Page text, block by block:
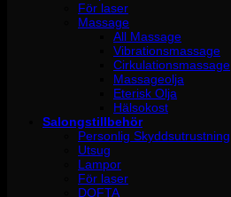
För laser
Massage
All Massage
Vibrationsmassage
Cirkulationsmassage
Massageolja
Eterisk Olja
Hälsokost
Salongstillbehör
Personlig Skyddsutrustning
Utsug
Lampor
För laser
DOFTA